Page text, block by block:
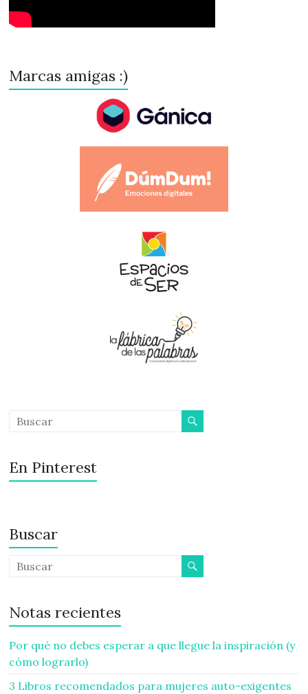
Marcas amigas :)
En Pinterest
Buscar
Notas recientes
Por qué no debes esperar a que llegue la inspiración (y
cómo lograrlo)
3 Libros recomendados para mujeres auto-exigentes